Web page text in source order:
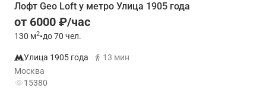
Лофт Geo Loft у метро Улица 1905 года
от 6000 ₽/час
130 м2•до 70 чел.
Улица 1905 года
13 мин
Москва
15380